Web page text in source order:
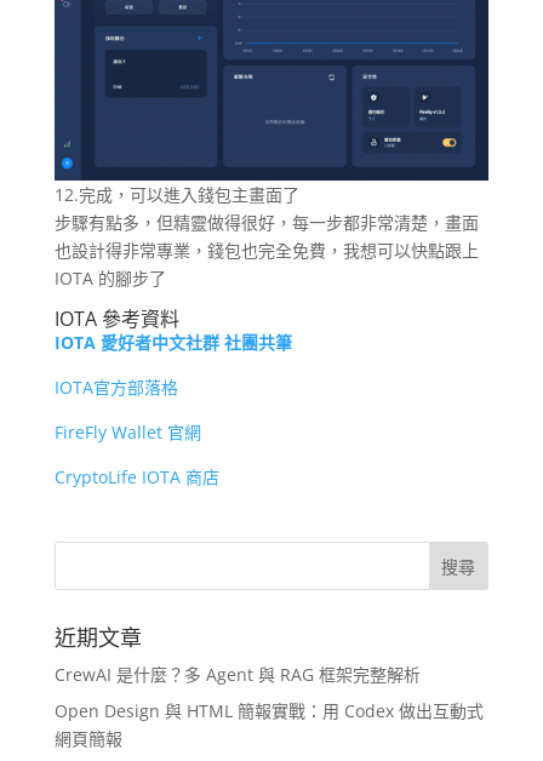
12.完成，可以進入錢包主畫面了
步驟有點多，但精靈做得很好，每一步都非常清楚，畫面
也設計得非常專業，錢包也完全免費，我想可以快點跟上
IOTA 的腳步了
IOTA 參考資料
IOTA 愛好者中文社群 社團共筆
IOTA官方部落格
FireFly Wallet 官網
CryptoLife IOTA 商店
近期文章
CrewAI 是什麼？多 Agent 與 RAG 框架完整解析
Open Design 與 HTML 簡報實戰：用 Codex 做出互動式
網頁簡報